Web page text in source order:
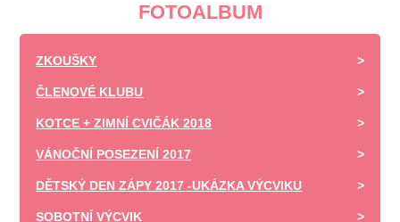
FOTOALBUM
ZKOUŠKY
ČLENOVÉ KLUBU
KOTCE + ZIMNÍ CVIČÁK 2018
VÁNOČNÍ POSEZENÍ 2017
DĚTSKÝ DEN ZÁPY 2017 -UKÁZKA VÝCVIKU
SOBOTNÍ VÝCVIK